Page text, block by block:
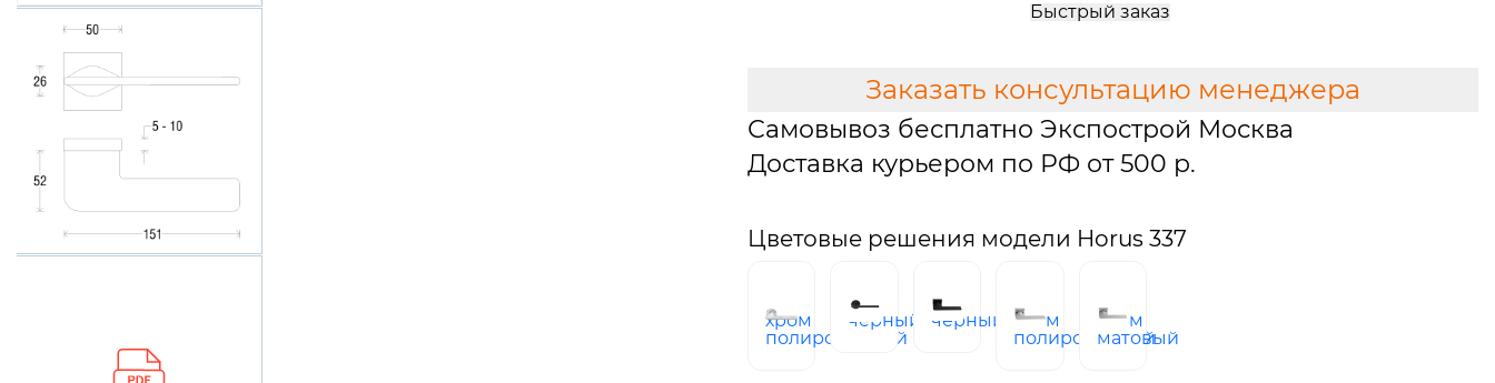
Быстрый заказ
Заказать консультацию менеджера
Самовывоз бесплатно Экспострой Москва
Доставка курьером по РФ от 500 р.
Цветовые решения модели Horus 337
хром
полированный
черный черный
хром
полированный
хром
матовый